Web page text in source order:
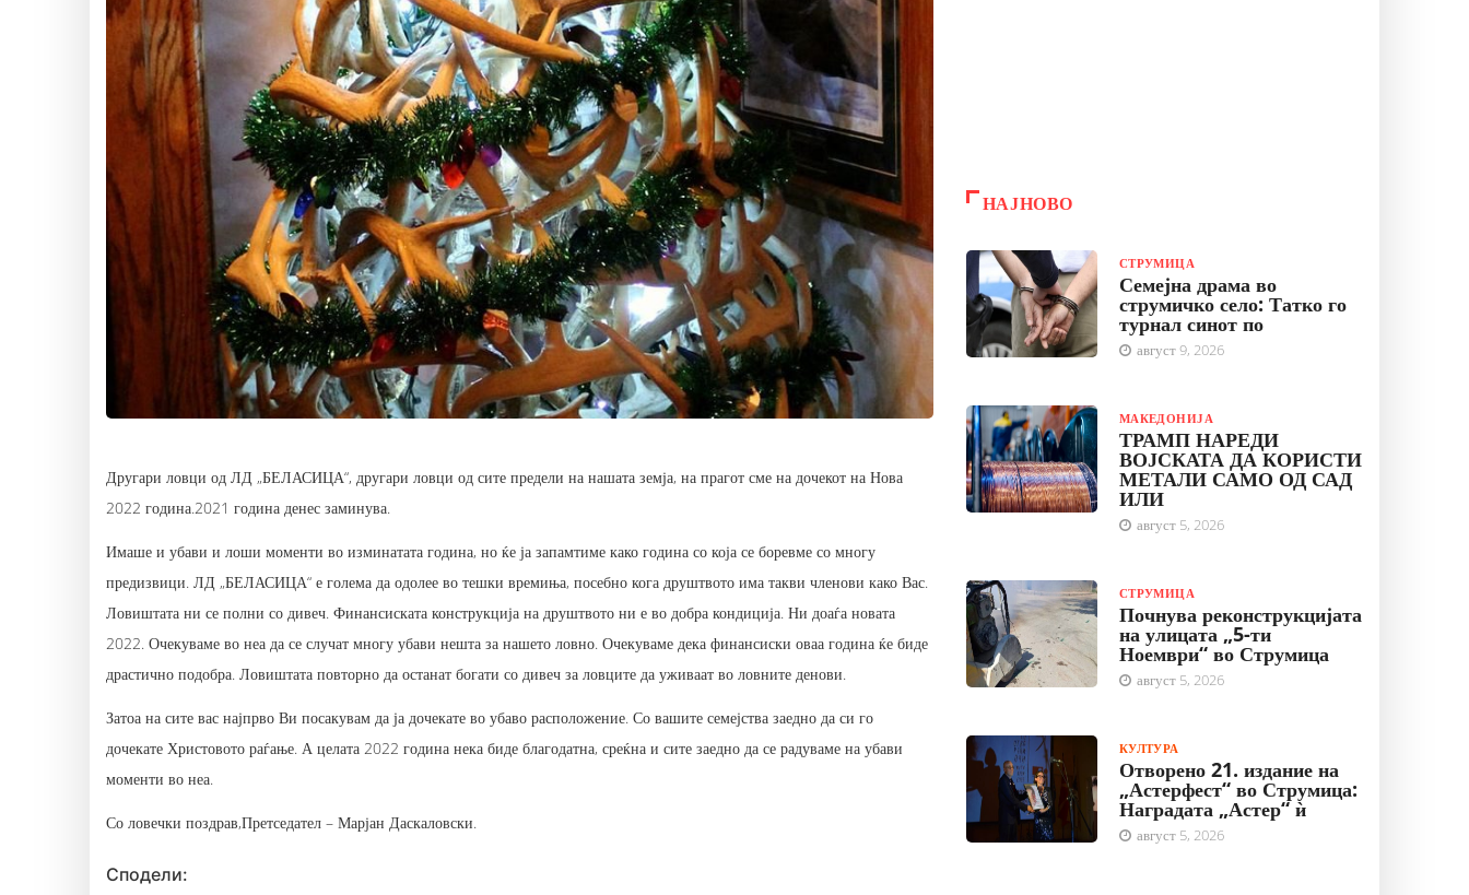
Другари ловци од ЛД „БЕЛАСИЦА“, другари ловци од сите предели на нашата земја, на прагот сме на дочекот на Нова
2022 година.2021 година денес заминува.
Имаше и убави и лоши моменти во изминатата година, но ќе ја запамтиме како година со која се боревме со многу
предизвици. ЛД „БЕЛАСИЦА“ е голема да одолее во тешки времиња, посебно кога друштвото има такви членови како Вас.
Ловиштата ни се полни со дивеч. Финансиската конструкција на друштвото ни е во добра кондиција. Ни доаѓа новата
2022. Очекуваме во неа да се случат многу убави нешта за нашето ловно. Очекуваме дека финансиски оваа година ќе биде
драстично подобра. Ловиштата повторно да останат богати со дивеч за ловците да уживаат во ловните денови.
Затоа на сите вас најпрво Ви посакувам да ја дочекате во убаво расположение. Со вашите семејства заедно да си го
дочекате Христовото раѓање. А целата 2022 година нека биде благодатна, среќна и сите заедно да се радуваме на убави
моменти во неа.
Со ловечки поздрав,Претседател – Марјан Даскаловски.
Сподели:
НАЈНОВО
СТРУМИЦА
Семејна драма во
струмичко село: Татко го
турнал синот по
август 9, 2026
МАКЕДОНИЈА
ТРАМП НАРЕДИ
ВОЈСКАТА ДА КОРИСТИ
МЕТАЛИ САМО ОД САД
ИЛИ
август 5, 2026
СТРУМИЦА
Почнува реконструкцијата
на улицата „5-ти
Ноември“ во Струмица
август 5, 2026
КУЛТУРА
Отворено 21. издание на
„Астерфест“ во Струмица:
Наградата „Астер“ ѝ
август 5, 2026